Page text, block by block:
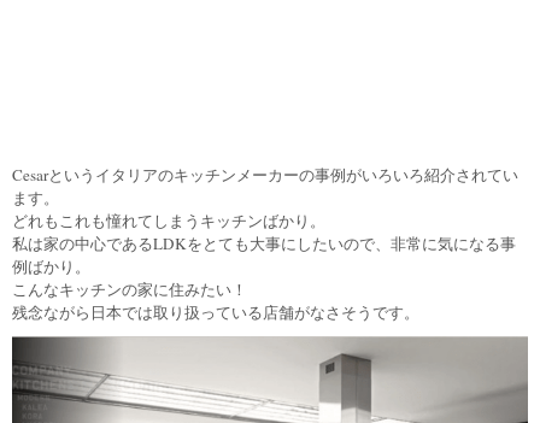
Cesarというイタリアのキッチンメーカーの事例がいろいろ紹介されてい
ます。
どれもこれも憧れてしまうキッチンばかり。
私は家の中心であるLDKをとても大事にしたいので、非常に気になる事
例ばかり。
こんなキッチンの家に住みたい！
残念ながら日本では取り扱っている店舗がなさそうです。